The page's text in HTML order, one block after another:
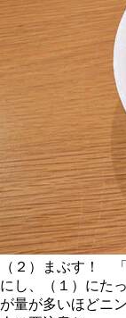
（２）まぶす！
にし、（１）にた
が量が多いほどニ